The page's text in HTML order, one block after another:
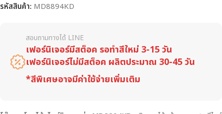
รหัสสินค้า: MD8894KD
สอบถามทางได้ LINE
เฟอร์นิเจอร์มีสต็อค รอทำสีใหม่ 3-15 วัน
เฟอร์นิเจอร์ไม่มีสต็อค ผลิตประมาณ 30-45 วัน
*สีพิเศษอาจมีค่าใช้จ่ายเพิ่มเติม